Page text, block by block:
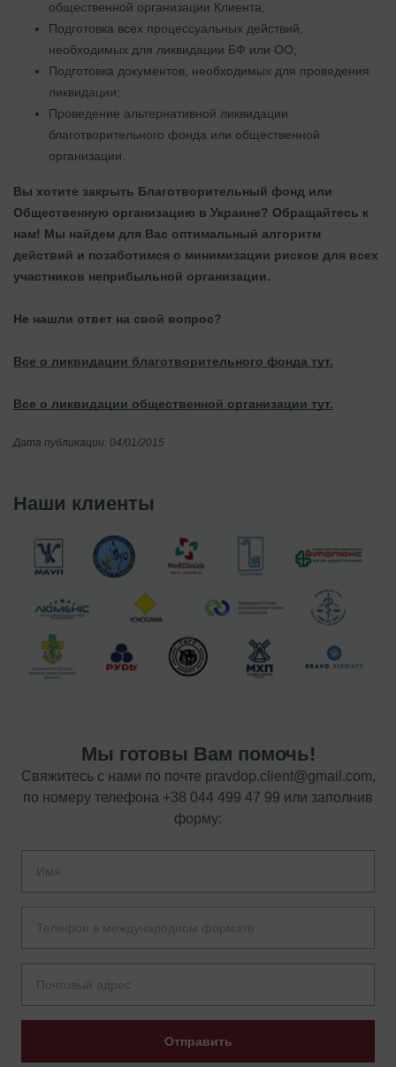
общественной организации Клиента;
Подготовка всех процессуальных действий,
необходимых для ликвидации БФ или ОО;
Подготовка документов, необходимых для проведения
ликвидации;
Проведение альтернативной ликвидации
благотворительного фонда или общественной
организации.
Вы хотите закрыть Благотворительный фонд или
Общественную организацию в Украине? Обращайтесь к
нам! Мы найдем для Вас оптимальный алгоритм
действий и позаботимся о минимизации рисков для всех
участников неприбыльной организации.
Не нашли ответ на свой вопрос?
Все о ликвидации благотворительного фонда тут.
Все о ликвидации общественной организации тут.
Дата публикации: 04/01/2015
Наши клиенты
Мы готовы Вам помочь!
Свяжитесь с нами по почте pravdop.client@gmail.com,
по номеру телефона +38 044 499 47 99 или заполнив
форму:
Отправить